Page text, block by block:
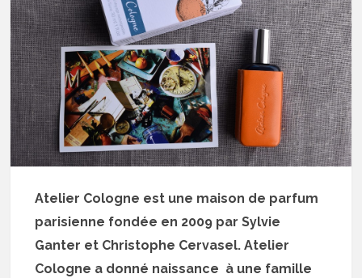
Atelier Cologne est une maison de parfum
parisienne fondée en 2009 par Sylvie
Ganter et Christophe Cervasel. Atelier
Cologne a donné naissance à une famille